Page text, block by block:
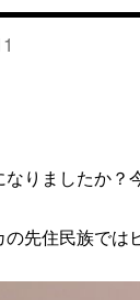
りましたか
先住民族では